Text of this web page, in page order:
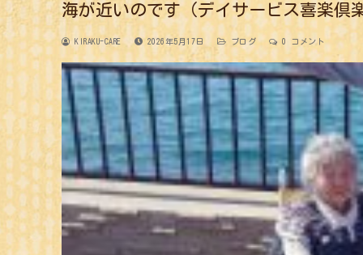
海が近いのです（デイサービス喜楽倶
KIRAKU-CARE 2026年5月17日 ブログ 0 コメント